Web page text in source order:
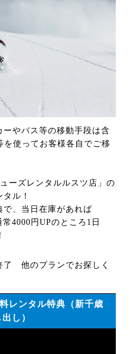
やバス等の移動手段は含
を使ってお客様各自でご移
ーズレンタルルスツ店」の
ル！
で、当日在庫があれば
4000円UPのところ1日
了 他のプランでお探しく
ンタル特典（新千歳
し）